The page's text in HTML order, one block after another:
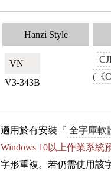
Hanzi Style
VN🇻🇳
V3-343B
(《
適用於有安裝『 全字庫軟
Windows 10以上作業系統
字形重複。若仍需使用該